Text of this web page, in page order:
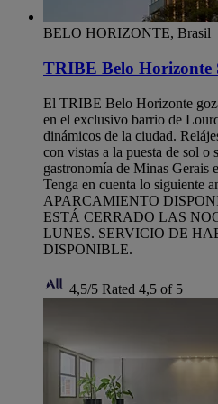
BELO HORIZONTE, Brasil
TRIBE Belo Horizonte
El TRIBE Belo Horizonte
en el exclusivo barrio de
dinámicos de la ciudad.
con vistas a la puesta de sol o
gastronomía de Minas Gerais
Tenga en cuenta lo siguiente
APARCAMIENTO
ESTÁ CERRADO LAS
LUNES. SERVICIO DE
DISPONIBLE.
4,5/5 Rated 4,5 of 5